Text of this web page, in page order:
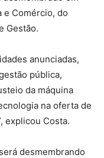
e Comércio, do
Gestão.
anunciadas,
pública,
da máquina
na oferta de
explicou Costa.
desmembrando